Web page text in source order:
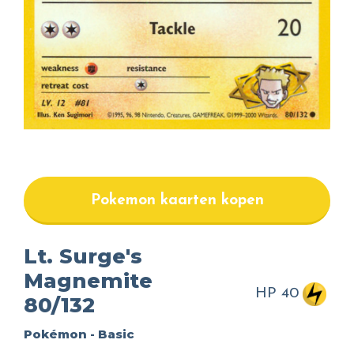
Pokemon kaarten kopen
Lt. Surge's
Magnemite
80/132
Pokémon - Basic
HP 40